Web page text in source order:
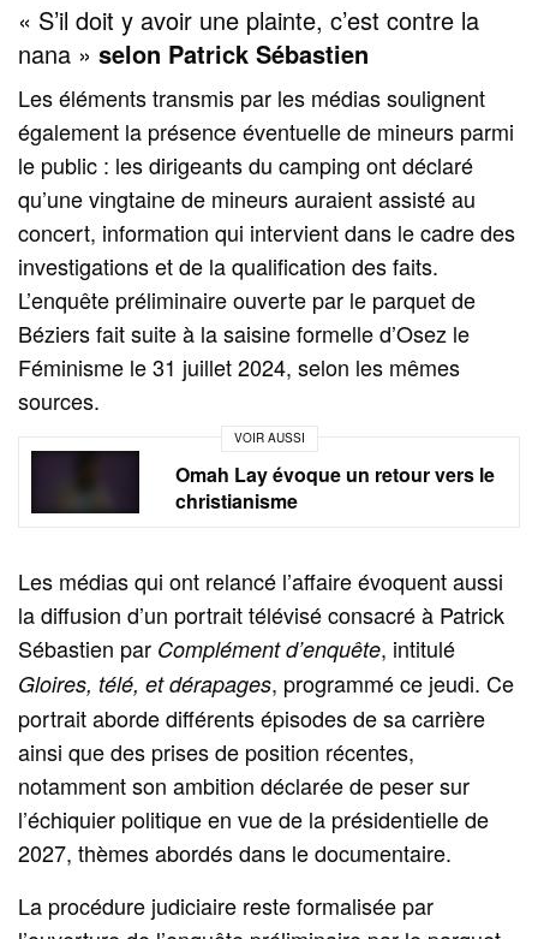
« S’il doit y avoir une plainte, c’est contre la
nana » selon Patrick Sébastien
Les éléments transmis par les médias soulignent
également la présence éventuelle de mineurs parmi
le public : les dirigeants du camping ont déclaré
qu’une vingtaine de mineurs auraient assisté au
concert, information qui intervient dans le cadre des
investigations et de la qualification des faits.
L’enquête préliminaire ouverte par le parquet de
Béziers fait suite à la saisine formelle d’Osez le
Féminisme le 31 juillet 2024, selon les mêmes
sources.
VOIR AUSSI
Omah Lay évoque un retour vers le
christianisme
Les médias qui ont relancé l’affaire évoquent aussi
la diffusion d’un portrait télévisé consacré à Patrick
Sébastien par Complément d’enquête, intitulé
Gloires, télé, et dérapages, programmé ce jeudi. Ce
portrait aborde différents épisodes de sa carrière
ainsi que des prises de position récentes,
notamment son ambition déclarée de peser sur
l’échiquier politique en vue de la présidentielle de
2027, thèmes abordés dans le documentaire.
La procédure judiciaire reste formalisée par